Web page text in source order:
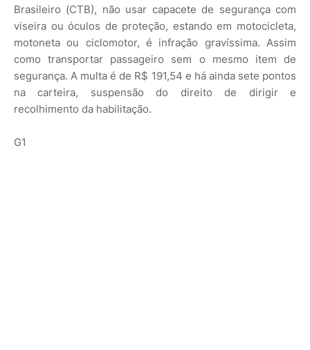
Brasileiro (CTB), não usar capacete de segurança com
viseira ou óculos de proteção, estando em motocicleta,
motoneta ou ciclomotor, é infração gravíssima. Assim
como transportar passageiro sem o mesmo item de
segurança. A multa é de R$ 191,54 e há ainda sete pontos
na carteira, suspensão do direito de dirigir e
recolhimento da habilitação.
G1